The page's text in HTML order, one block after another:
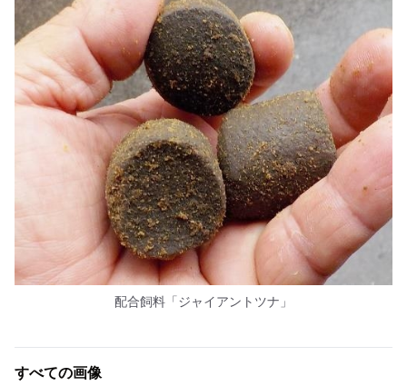
配合飼料「ジャイアントツナ」
すべての画像